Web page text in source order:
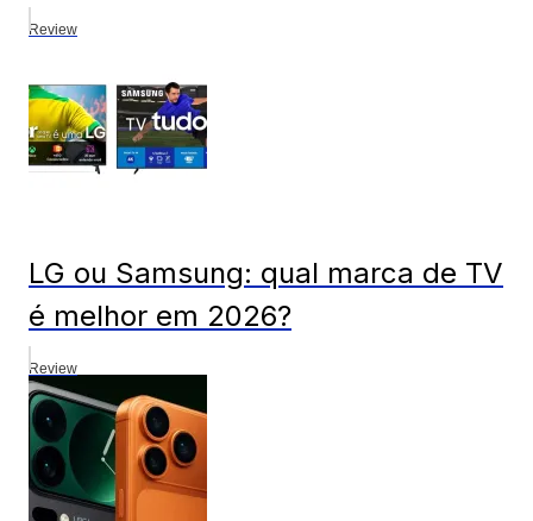
Review
LG ou Samsung: qual marca de TV
é melhor em 2026?
Review